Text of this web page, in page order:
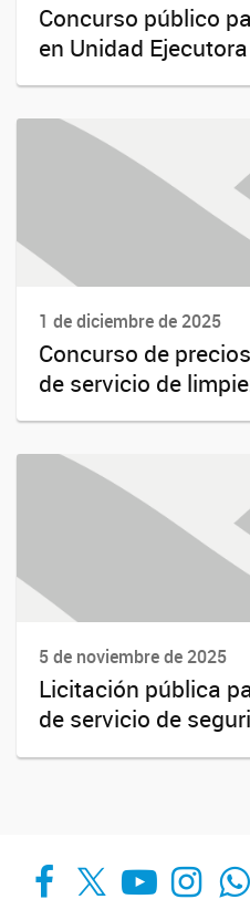
Concurso público
en Unidad Ejecutora
1 de diciembre de 2025
Concurso de
de servicio de
5 de noviembre de 2025
Licitación pública
de servicio de
Facebook
X YouTube